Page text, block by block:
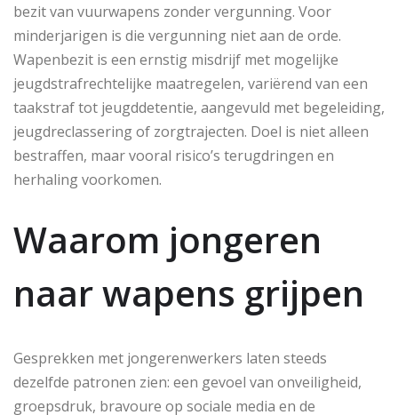
bezit van vuurwapens zonder vergunning. Voor
minderjarigen is die vergunning niet aan de orde.
Wapenbezit is een ernstig misdrijf met mogelijke
jeugdstrafrechtelijke maatregelen, variërend van een
taakstraf tot jeugddetentie, aangevuld met begeleiding,
jeugdreclassering of zorgtrajecten. Doel is niet alleen
bestraffen, maar vooral risico’s terugdringen en
herhaling voorkomen.
Waarom jongeren
naar wapens grijpen
Gesprekken met jongerenwerkers laten steeds
dezelfde patronen zien: een gevoel van onveiligheid,
groepsdruk, bravoure op sociale media en de